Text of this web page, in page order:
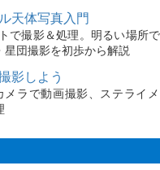
天体写真入門
で撮影＆処理。明るい場所
星団撮影を初歩から解説
影しよう
メラで動画撮影、ステライ